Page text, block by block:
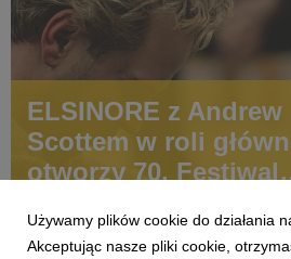
ELSINORE z Andrew
Scottem w roli
otworzy 70. Festiwal
Używamy plików cookie do działania
Akceptując nasze pliki cookie,